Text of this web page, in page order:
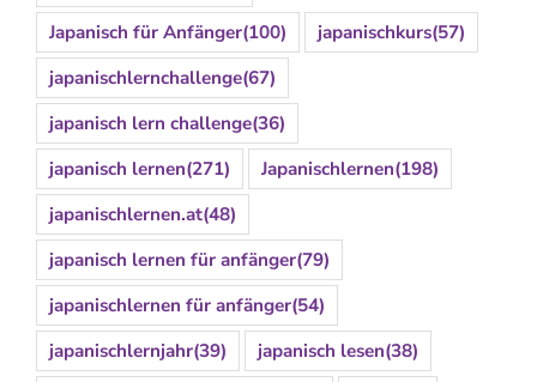
Japanisch für Anfänger(100) japanischkurs(57)
japanischlernchallenge(67)
japanisch lern challenge(36)
japanisch lernen(271) Japanischlernen(198)
japanischlernen.at(48)
japanisch lernen für anfänger(79)
japanischlernen für anfänger(54)
japanischlernjahr(39) japanisch lesen(38)